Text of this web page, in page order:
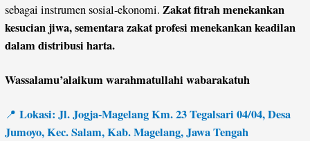
sebagai instrumen sosial-ekonomi.Zakat fitrah menekankan
kesucian jiwa, sementara zakat profesi menekankan keadilan
dalam distribusi harta.
Wassalamu’alaikum warahmatullahi wabarakatuh
📍 Lokasi: Jl. Jogja-Magelang Km. 23 Tegalsari 04/04, Desa
Jumoyo, Kec. Salam, Kab. Magelang, Jawa Tengah